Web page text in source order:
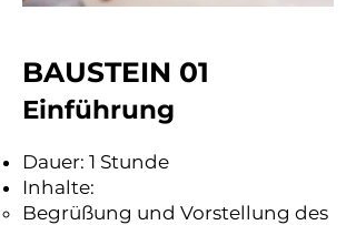
BAUSTEIN 01
Einführung
Dauer: 1 Stunde
Inhalte:
Begrüßung und Vorstellung des